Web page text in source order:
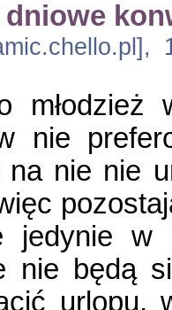
dniowe
nie
na nie nie
jedynie
nie będą
urlopu,